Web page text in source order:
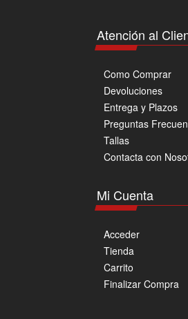
Atención al
Como Comprar
Devoluciones
Entrega y Plazos
Preguntas
Tallas
Contacta con
Mi Cuenta
Acceder
Tienda
Carrito
Finalizar Compra